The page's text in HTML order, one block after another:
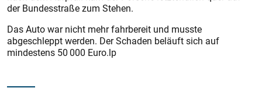
der Bundesstraße zum Stehen.
Das Auto war nicht mehr fahrbereit und musste
abgeschleppt werden. Der Schaden beläuft sich auf
mindestens 50 000 Euro.lp